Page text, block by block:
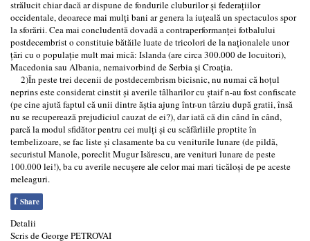
strălucit chiar dacă ar dispune de fondurile cluburilor și federațiilor
occidentale, deoarece mai mulți bani ar genera la iuțeală un spectaculos spor
la sforării. Cea mai concludentă dovadă a contraperformanței fotbalului
postdecembrist o constituie bătăile luate de tricolori de la naționalele unor
țări cu o populație mult mai mică: Islanda (are circa 300.000 de locuitori),
Macedonia sau Albania, nemaivorbind de Serbia și Croația.
2)În peste trei decenii de postdecembrism bicisnic, nu numai că hoțul
neprins este considerat cinstit și averile tâlharilor cu ștaif n-au fost confiscate
(pe cine ajută faptul că unii dintre ăștia ajung într-un târziu după gratii, însă
nu se recuperează prejudiciul cauzat de ei?), dar iată că din când în când,
parcă la modul sfidător pentru cei mulți și cu scăfârliile proptite în
tembelizoare, se fac liste și clasamente ba cu veniturile lunare (de pildă,
securistul Manole, poreclit Mugur Isărescu, are venituri lunare de peste
100.000 lei!), ba cu averile necușere ale celor mai mari ticăloși de pe aceste
meleaguri.
f Share
Detalii
Scris deGeorge PETROVAI